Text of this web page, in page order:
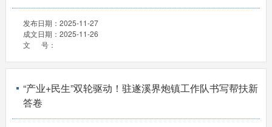
发布日期： 2025-11-27
成文日期： 2025-11-26
文 号：
“产业+民生”双轮驱动！驻遂溪界炮镇工作队书写帮扶新
答卷